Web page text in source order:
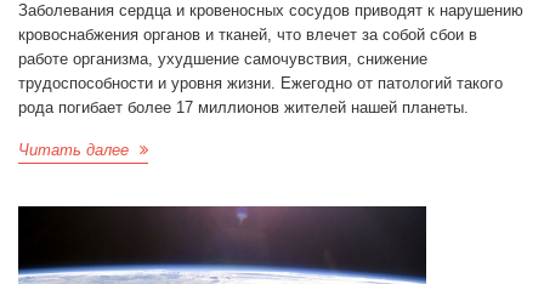
Заболевания сердца и кровеносных сосудов приводят к нарушению
кровоснабжения органов и тканей, что влечет за собой сбои в
работе организма, ухудшение самочувствия, снижение
трудоспособности и уровня жизни. Ежегодно от патологий такого
рода погибает более 17 миллионов жителей нашей планеты.
Читать далее